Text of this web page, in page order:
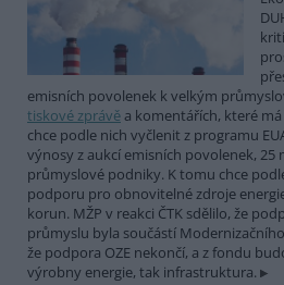
emisních povolenek k velkým
tiskové zprávě a komentářích, které má
chce podle nich vyčlenit z programu
výnosy z aukcí emisních povolenek,
průmyslové podniky. K tomu chce
podporu pro obnovitelné zdroje
korun. MŽP v reakci ČTK sdělilo, že
průmyslu byla součástí
že podpora OZE nekončí, a z fondu
výrobny energie, tak infrastruktura.